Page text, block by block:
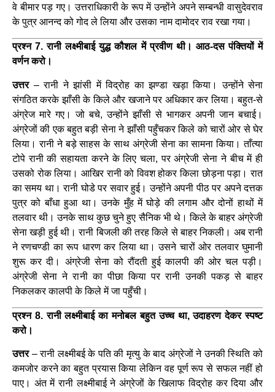
वे बीमार पड़ गए। उत्तराधिकारी के रूप में उन्होंने अपने सम्बन्धी वासुदेवराव
के पुत्र आनन्द को गोद ले लिया और उसका नाम दामोदर राव रखा गया।
प्रश्न 7. रानी लक्ष्मीबाई युद्ध कौशल में प्रवीण थी। आठ-दस पंक्तियों में
वर्णन करो।
उत्तर – रानी ने झांसी में विद्रोह का झण्डा खड़ा किया। उन्होंने सेना
संगठित करके झाँसी के किले और खजाने पर अधिकार कर लिया। बहुत-से
अंग्रेज मारे गए। जो बचे, उन्होंने झाँसी से भागकर अपनी जान बचाई।
अंग्रेजों की एक बहुत बड़ी सेना ने झाँसी पहुँचकर किले को चारों ओर से घेर
लिया। रानी ने बड़े साहस के साथ अंग्रेजी सेना का सामना किया। ताँत्या
टोपे रानी की सहायता करने के लिए चला, पर अंग्रेजी सेना ने बीच में ही
उसको रोक लिया। आखिर रानी को विवश होकर किला छोड़ना पड़ा। रात
का समय था। रानी घोडे पर सवार हुई। उन्होंने अपनी पीठ पर अपने दत्तक
पुत्र को बाँधा हुआ था। उनके मुँह में घोड़े की लगाम और दोनों हाथों में
तलवार थी। उनके साथ कुछ चुने हुए सैनिक भी थे। किले के बाहर अंग्रेजी
सेना खड़ी हुई थी। रानी बिजली की तरह किले से बाहर निकली। अब रानी
ने रणचण्डी का रूप धारण कर लिया था। उसने चारों ओर तलवार घुमानी
शुरू कर दी। अंग्रेजी सेना को रौंदती हुई कालपी की ओर चल पड़ी।
अंग्रेजी सेना ने रानी का पीछा किया पर रानी उनकी पकड़ से बाहर
निकलकर कालपी के किले में जा पहुँची।
प्रश्न 8. रानी लक्ष्मीबाई का मनोबल बहुत उच्च था, उदाहरण देकर स्पष्ट
करो।
उत्तर – रानी लक्ष्मीबई के पति की मृत्यु के बाद अंग्रेजों ने उनकी स्थिति को
कमजोर करने का बहुत प्रयास किया लेकिन वह पूर्ण रूप से सफल नहीं हो
पाए। अंत में रानी लक्ष्मीबाई ने अंग्रेजों के खिलाफ विद्रोह कर दिया और